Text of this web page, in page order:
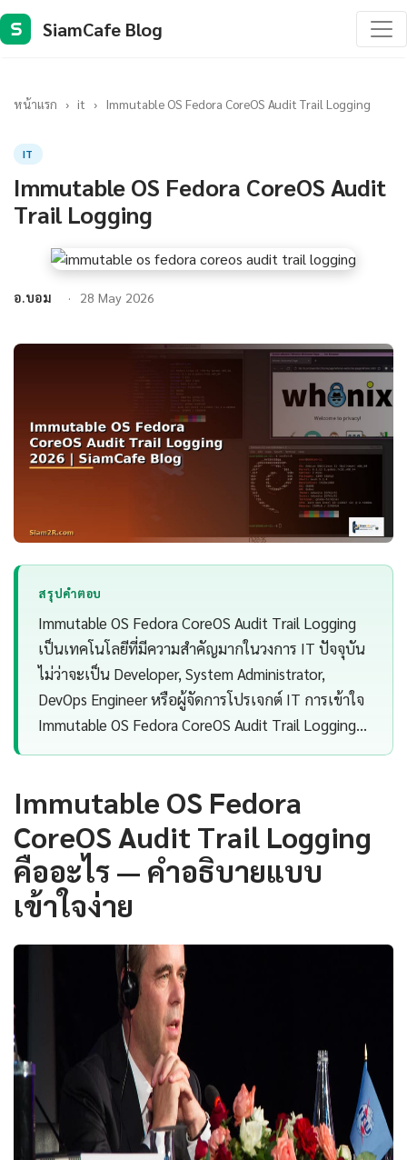
S SiamCafe Blog
หน้าแรก › it › Immutable OS Fedora CoreOS Audit Trail Logging
IT
Immutable OS Fedora CoreOS Audit
Trail Logging
อ.บอม 28 May 2026
สรุปคำตอบ
Immutable OS Fedora CoreOS Audit Trail Logging
เป็นเทคโนโลยีที่มีความสำคัญมากในวงการ IT ปัจจุบัน
ไม่ว่าจะเป็น Developer, System Administrator,
DevOps Engineer หรือผู้จัดการโปรเจกต์ IT การเข้าใจ
Immutable OS Fedora CoreOS Audit Trail Logging…
Immutable OS Fedora
CoreOS Audit Trail Logging
คืออะไร — คำอธิบายแบบ
เข้าใจง่าย